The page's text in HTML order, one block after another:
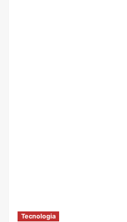
Tecnologia